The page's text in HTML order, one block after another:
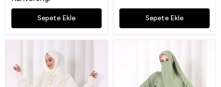
Sepete Ekle Sepete Ekle